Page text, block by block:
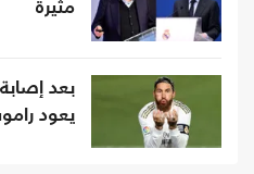
مثيرة
بعد
يعود